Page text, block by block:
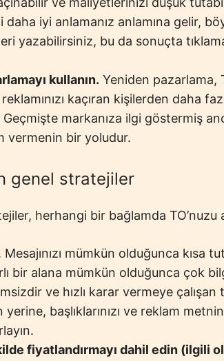
iyi anlamanız anlamına gelir,
yazabilirsiniz, bu da sonuçta
kullanın. Yeniden pazarlama,
kaçıran kişilerden daha
Geçmişte markanıza ilgi göstermiş
vermenin bir yoludur.
genel stratejiler
herhangi bir bağlamda TO’nuzu
Mesajınızı mümkün olduğunca kısa
bir alana mümkün olduğunca çok
ve hızlı karar vermeye çalışan
yerine, başlıklarınızı ve reklam
fiyatlandırmayı dahil edin (ilgili